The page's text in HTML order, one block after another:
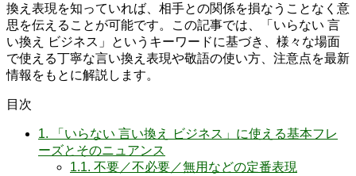
換え表現を知っていれば、相手との関係を損なうことなく意
思を伝えることが可能です。この記事では、「いらない 言
い換え ビジネス」というキーワードに基づき、様々な場面
で使える丁寧な言い換え表現や敬語の使い方、注意点を最新
情報をもとに解説します。
目次
1. 「いらない 言い換え ビジネス」に使える基本フレ
ーズとそのニュアンス
1.1. 不要／不必要／無用などの定番表現